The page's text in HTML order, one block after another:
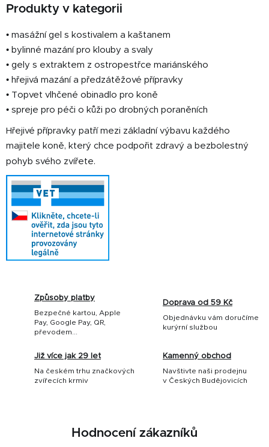
Produkty v kategorii
• masážní gel s kostivalem a kaštanem
• bylinné mazání pro klouby a svaly
• gely s extraktem z ostropestřce mariánského
• hřejivá mazání a předzátěžové přípravky
• Topvet vlhčené obinadlo pro koně
• spreje pro péči o kůži po drobných poraněních
Hřejivé přípravky patří mezi základní výbavu každého
majitele koně, který chce podpořit zdravý a bezbolestný
pohyb svého zvířete.
Způsoby platby
Bezpečné kartou, Apple
Pay, Google Pay, QR,
převodem...
Doprava od 59 Kč
Objednávku vám doručíme
kurýrní službou
Již více jak 29 let
Na českém trhu značkových
zvířecích krmiv
Kamenný obchod
Navštivte naši prodejnu
v Českých Budějovicích
Hodnocení zákazníků